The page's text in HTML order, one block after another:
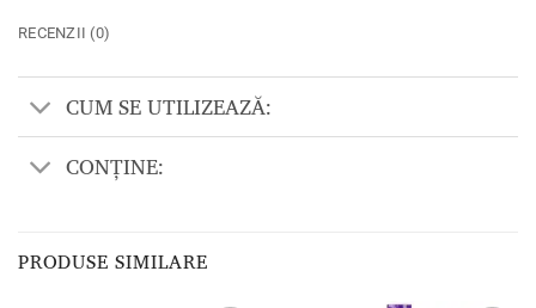
RECENZII (0)
CUM SE UTILIZEAZĂ:
CONȚINE:
PRODUSE SIMILARE